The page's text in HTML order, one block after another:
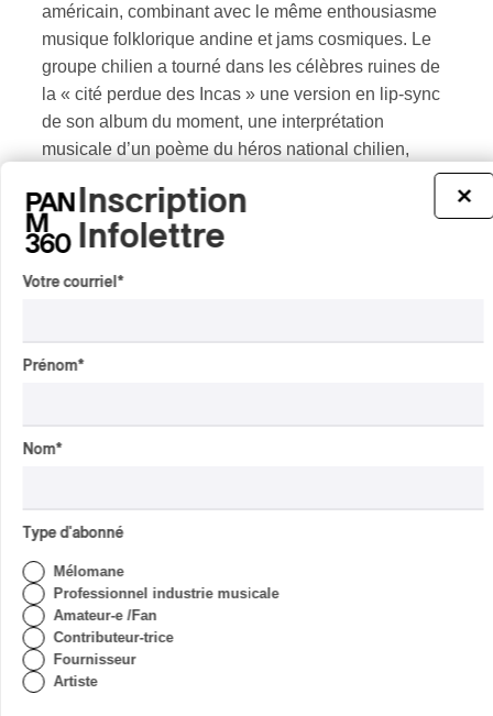
américain, combinant avec le même enthousiasme
musique folklorique andine et jams cosmiques. Le
groupe chilien a tourné dans les célèbres ruines de
la « cité perdue des Incas » une version en lip-sync
de son album du moment, une interprétation
musicale d’un poème du héros national chilien,
célèbre auteur Mario Vargas Llosa. Le programme
complet apparaît de temps à autre sur YouTube,
pour être aussitôt retiré. Mais voici l’un de ses
grands moments : la grandiose
Alturas de Machu Picchu
×
Inscription
Infolettre
Votre courriel *
Prénom*
Nom*
Type d'abonné
Mélomane
Professionnel industrie musicale
Amateur-e /Fan
Contributeur-trice
Fournisseur
Artiste